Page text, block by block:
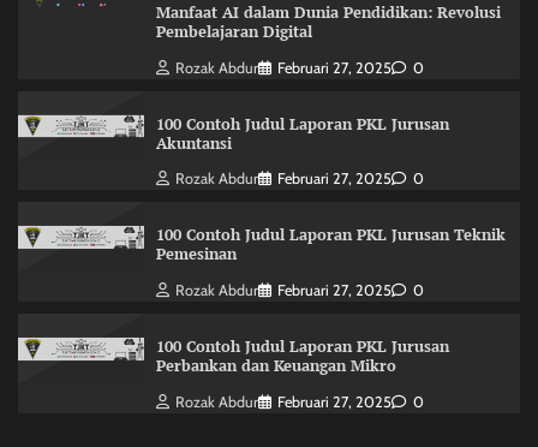
Manfaat AI dalam Dunia Pendidikan: Revolusi
Pembelajaran Digital
Rozak Abdur Februari 27, 2025 0
100 Contoh Judul Laporan PKL Jurusan
Akuntansi
Rozak Abdur Februari 27, 2025 0
100 Contoh Judul Laporan PKL Jurusan Teknik
Pemesinan
Rozak Abdur Februari 27, 2025 0
100 Contoh Judul Laporan PKL Jurusan
Perbankan dan Keuangan Mikro
Rozak Abdur Februari 27, 2025 0